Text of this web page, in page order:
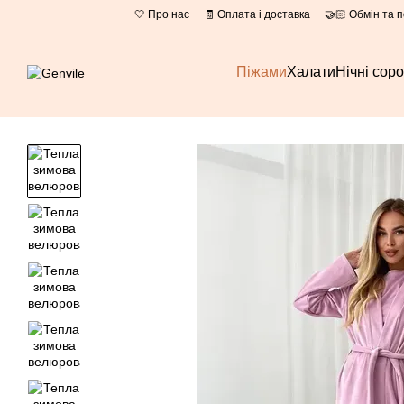
Перейти до основного контенту
🤍 Про нас 🧾 Оплата і доставка 🤝🏻 Обмін та
ПіжамиХалатиНічні